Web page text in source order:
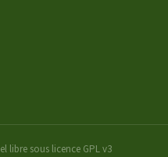
sous licence GPL v3